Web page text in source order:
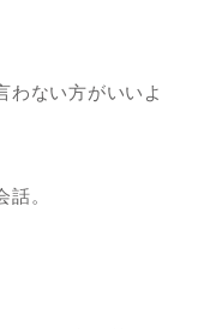
わない方がいいよ
。